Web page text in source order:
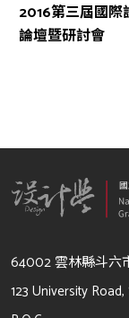
2016第三屆國際
論壇暨研討會
64002 雲林縣斗六
123 University